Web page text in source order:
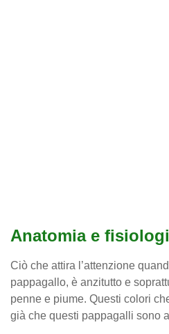
Anatomia e
Ciò che attira l’attenzione
pappagallo, è anzitutto e
penne e piume. Questi colori
già che questi pappagalli sono